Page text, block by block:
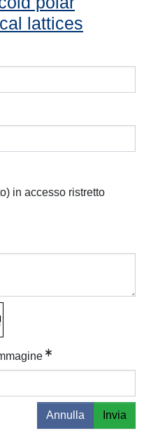
lattices
in accesso ristretto
Annulla Invia